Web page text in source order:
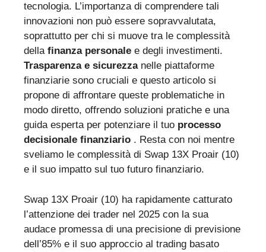
tecnologia. L’importanza di comprendere tali
innovazioni non può essere sopravvalutata,
soprattutto per chi si muove tra le complessità
della finanza personale e degli investimenti.
Trasparenza e sicurezzanelle piattaforme
finanziarie sono cruciali e questo articolo si
propone di affrontare queste problematiche in
modo diretto, offrendo soluzioni pratiche e una
guida esperta per potenziare il tuo processo
decisionale finanziario . Resta con noi mentre
sveliamo le complessità di Swap 13X Proair (10)
e il suo impatto sul tuo futuro finanziario.
Swap 13X Proair (10) ha rapidamente catturato
l’attenzione dei trader nel 2025 con la sua
audace promessa di una precisione di previsione
dell’85% e il suo approccio al trading basato